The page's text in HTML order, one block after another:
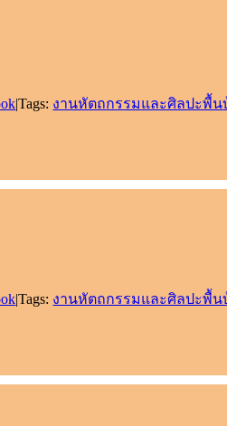
|Tags: งานหัตถกรรมและศิลปะพื้
|Tags: งานหัตถกรรมและศิลปะพื้